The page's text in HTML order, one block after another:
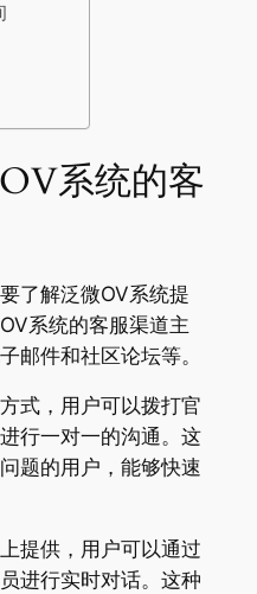
系统的客
了解泛微OV系统提
系统的客服渠道主
邮件和社区论坛等。
式，用户可以拨打官
行一对一的沟通。这
题的用户，能够快速
提供，用户可以通过
进行实时对话。这种